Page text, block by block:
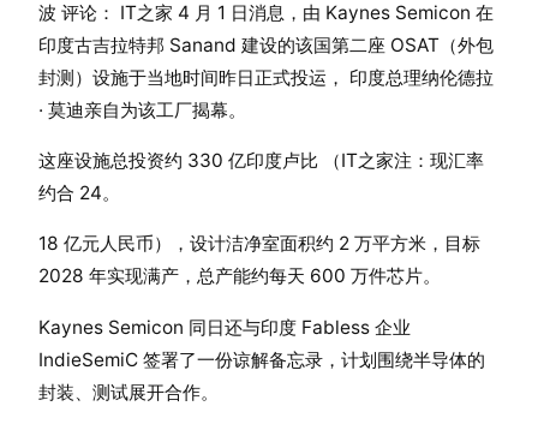
波 评论： IT之家 4 月 1 日消息，由 Kaynes Semicon 在
印度古吉拉特邦 Sanand 建设的该国第二座 OSAT（外包
封测）设施于当地时间昨日正式投运， 印度总理纳伦德拉
· 莫迪亲自为该工厂揭幕。
这座设施总投资约 330 亿印度卢比 （IT之家注：现汇率
约合 24。
18 亿元人民币），设计洁净室面积约 2 万平方米，目标
2028 年实现满产，总产能约每天 600 万件芯片。
Kaynes Semicon 同日还与印度 Fabless 企业
IndieSemiC 签署了一份谅解备忘录，计划围绕半导体的
封装、测试展开合作。